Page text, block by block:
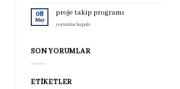
programı
08
May
proje takip programı
proje
için
yorumlar kapalı
SON YORUMLAR
ETIKETLER